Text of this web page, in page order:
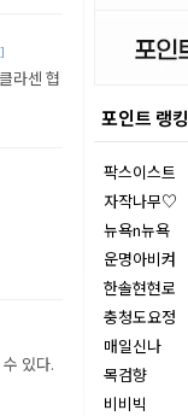
라센 협
있다.
포인트 랭킹
팍스이스트
자작나무♡
뉴욕n뉴욕
운명아비켜
한솔현현로
충청도요정
매일신나
목검향
비비빅